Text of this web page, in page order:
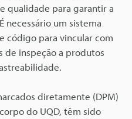
qualidade para garantir a
necessário um sistema
código para vincular com
de inspeção a produtos
diretamente (DPM)
do UQD, têm sido